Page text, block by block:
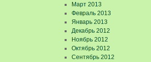
Март 2013
Февраль 2013
Январь 2013
Декабрь 2012
Ноябрь 2012
Октябрь 2012
Сентябрь 2012